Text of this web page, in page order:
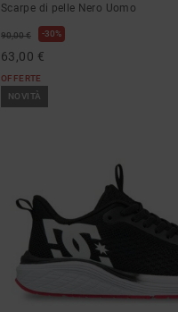
Scarpe di pelle Nero Uomo
90,00 € 30%
63,00 €
OFFERTE
NOVITÀ